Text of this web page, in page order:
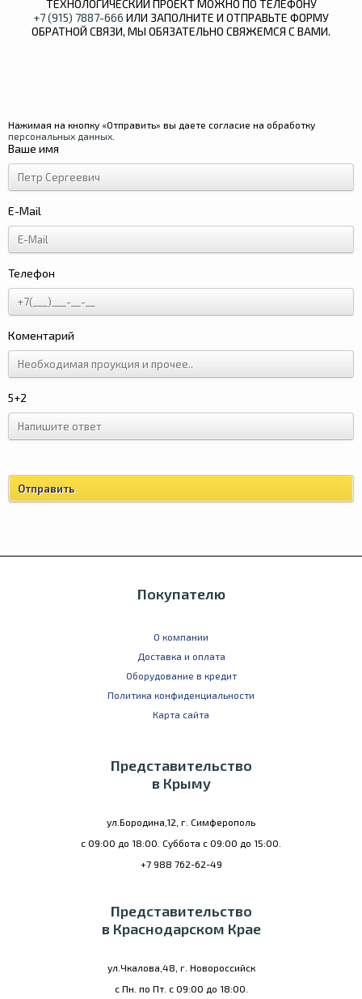
ТЕХНОЛОГИЧЕСКИЙ ПРОЕКТ МОЖНО ПО ТЕЛЕФОНУ
+7 (915) 7887-666 ИЛИ ЗАПОЛНИТЕ И ОТПРАВЬТЕ ФОРМУ
ОБРАТНОЙ СВЯЗИ, МЫ ОБЯЗАТЕЛЬНО СВЯЖЕМСЯ С ВАМИ.
Ваше имя
E-Mail
Телефон
Коментарий
5+2
Нажимая на кнопку «Отправить» вы даете согласие на обработку
персональных данных
Покупателю
О компании
Доставка и оплата
Оборудование в кредит
Политика конфиденциальности
Карта сайта
Представительство
в Крыму
ул.Бородина,12, г. Симферополь
с 09:00 до 18:00. Суббота с 09:00 до 15:00.
+7 988 762-62-49
Представительство
в Краснодарском Крае
ул.Чкалова,48, г. Новороссийск
с Пн. по Пт. с 09:00 до 18:00.